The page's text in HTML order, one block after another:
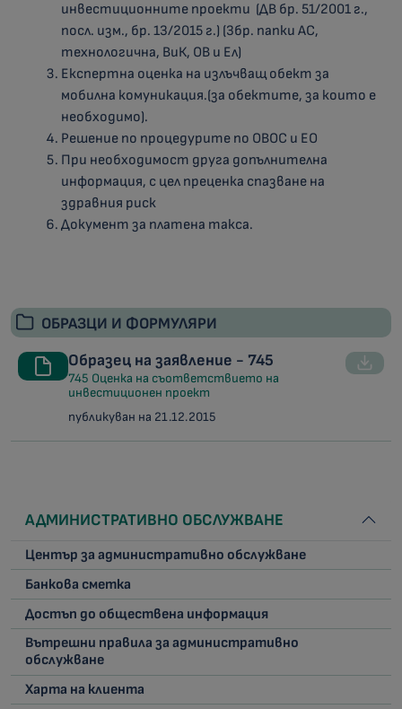
инвестиционните проекти (ДВ бр. 51/2001 г.,
посл. изм., бр. 13/2015 г.) (3бр. папки АС,
технологична, ВиК, ОВ и Ел)
Експертна оценка на излъчващ обект за
мобилна комуникация.(за обектите, за които е
необходимо).
Решение по процедурите по ОВОС и ЕО
При необходимост друга допълнителна
информация, с цел преценка спазване на
здравния риск
Документ за платена такса.
ОБРАЗЦИ И ФОРМУЛЯРИ
Образец на заявление - 745
745 Оценка на съответствието на
инвестиционен проект
публикуван на 21.12.2015
АДМИНИСТРАТИВНО ОБСЛУЖВАНЕ
Център за административно обслужване
Банкова сметка
Достъп до обществена информация
Вътрешни правила за административно
обслужване
Харта на клиента